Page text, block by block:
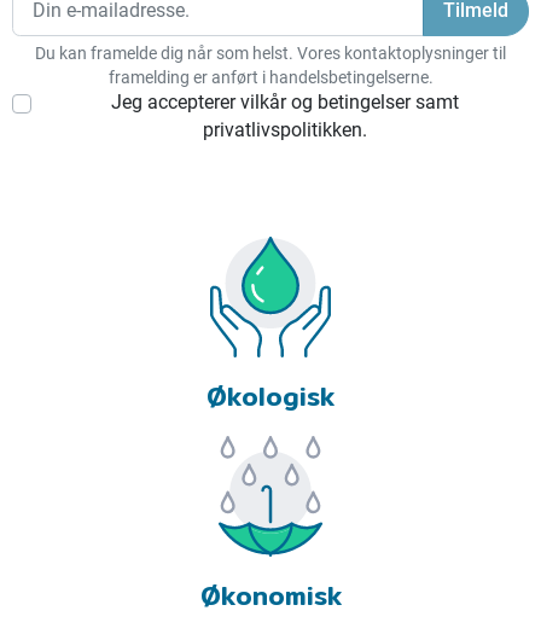
Du kan framelde dig når som helst. Vores kontaktoplysninger til
framelding er anført i handelsbetingelserne.
Jeg accepterer vilkår og betingelser samt
privatlivspolitikken.
Økologisk
Økonomisk